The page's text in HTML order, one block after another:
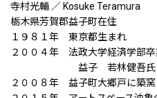
寺村光輔 ／ Kosuke Teramura
栃木県芳賀郡益子町在住
１９８１年 東京都生まれ
２００４年 法政大学経済学部
益子 若林健吾氏に
２００８年 益子町大郷戸に築